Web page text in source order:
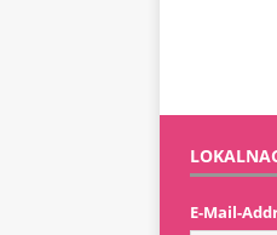
E-Mail-